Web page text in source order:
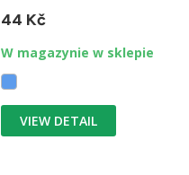
44 Kč
W magazynie w sklepie
VIEW DETAIL